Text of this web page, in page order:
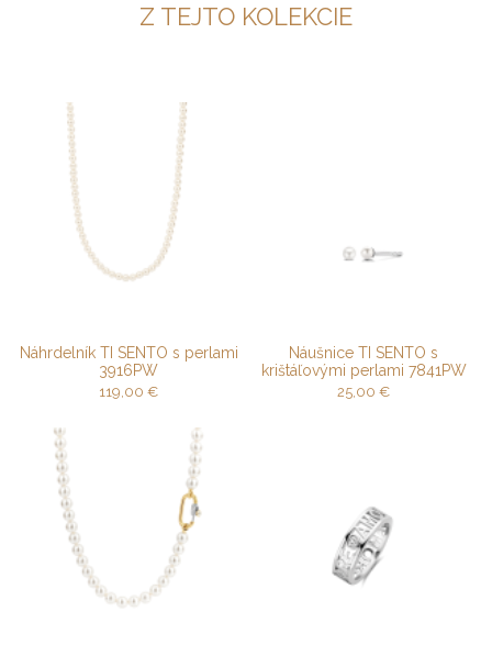
Z TEJTO KOLEKCIE
Náhrdelník TI SENTO s perlami
3916PW
119,00 €
Náušnice TI SENTO s
krištáľovými perlami 7841PW
25,00 €